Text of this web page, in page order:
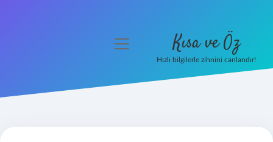
menüyü
Kısa ve Öz
Hızlı bilgilerle zihnini canlandır!